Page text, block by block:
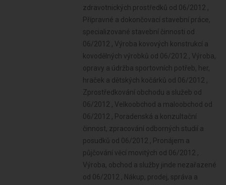
zdravotnických prostředků od 06/2012 ,
Přípravné a dokončovací stavební práce,
specializované stavební činnosti od
06/2012 , Výroba kovových konstrukcí a
kovodělných výrobků od 06/2012 , Výroba,
opravy a údržba sportovních potřeb, her,
hraček a dětských kočárků od 06/2012 ,
Zprostředkování obchodu a služeb od
06/2012 , Velkoobchod a maloobchod od
06/2012 , Poradenská a konzultační
činnost, zpracování odborných studií a
posudků od 06/2012 , Pronájem a
půjčování věcí movitých od 06/2012 ,
Výroba, obchod a služby jinde nezařazené
od 06/2012 , Nákup, prodej, správa a